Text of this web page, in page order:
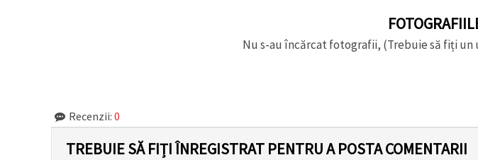
Nu s-au încărcat fotografii, (Trebuie să fiți
Recenzii: 0
TREBUIE SĂ FIȚI ÎNREGISTRAT PENTRU A POSTA COMENTARII